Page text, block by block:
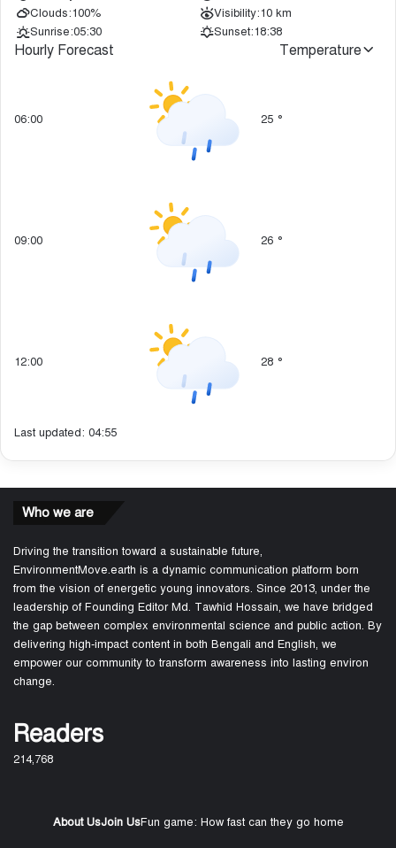
Clouds:100% Visibility:10 km
Sunrise:05:30 Sunset:18:38
Hourly Forecast Temperature
06:00 25 °
09:00 26 °
12:00 28 °
Last updated: 04:55
Who we are
Driving the transition toward a sustainable future,
EnvironmentMove.earth is a dynamic communication platform born
from the vision of energetic young innovators. Since 2013, under the
leadership of Founding Editor Md. Tawhid Hossain, we have bridged
the gap between complex environmental science and public action. By
delivering high-impact content in both Bengali and English, we
empower our community to transform awareness into lasting environ
change.
Readers
214,768
About UsJoin UsFun game: How fast can they go home